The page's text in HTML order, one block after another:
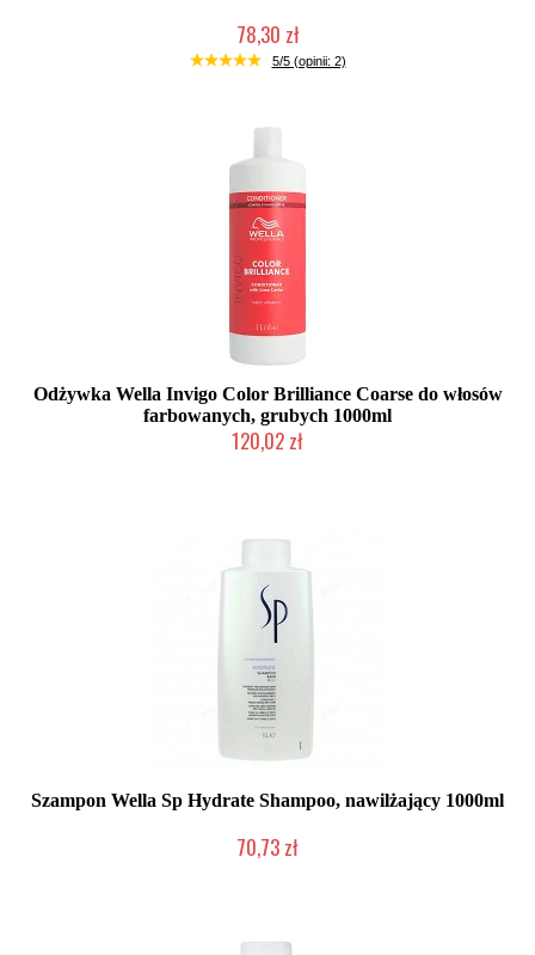
78,30 zł
Duża ilość (wysyłka w 24h)
5/5 (opinii: 2)
Odżywka Wella Invigo Color Brilliance Coarse do włosów
farbowanych, grubych 1000ml
120,02 zł
Szampon Wella Sp Hydrate Shampoo, nawilżający 1000ml
70,73 zł